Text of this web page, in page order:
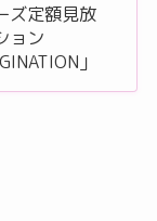
ズ定額見放
ョン
」